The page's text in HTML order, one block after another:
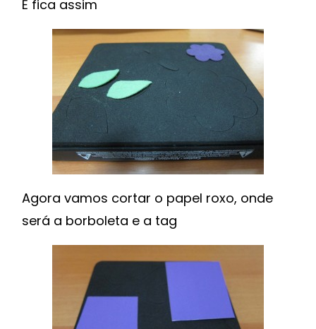
E fica assim
Agora vamos cortar o papel roxo, onde
será a borboleta e a tag